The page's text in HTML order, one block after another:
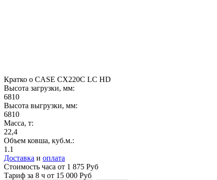
Кратко о CASE CX220C LC HD
Высота загрузки, мм:
6810
Высота выгрузки, мм:
6810
Масса, т:
22,4
Объем ковша, куб.м.:
1.1
Доставка и оплата
Стоимость часа от 1 875 Руб
Тариф за 8 ч от 15 000 Руб